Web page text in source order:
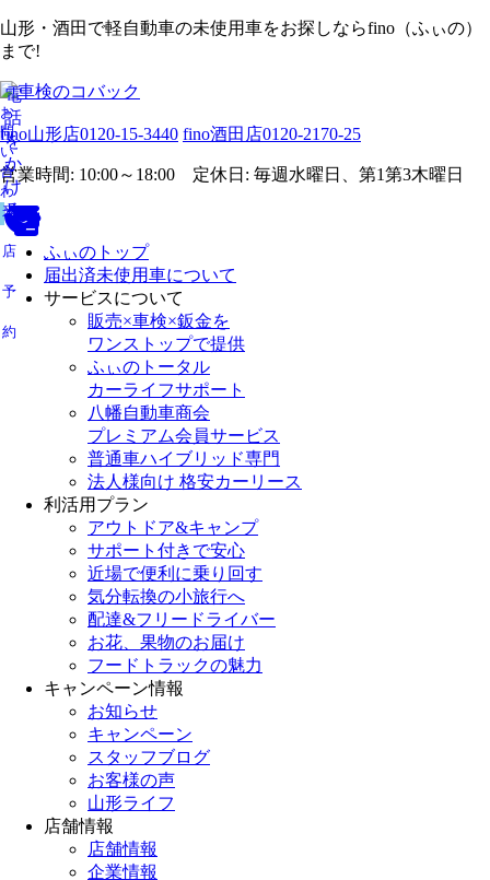
山形・酒田で軽自動車の未使用車をお探しならfino（ふぃの）
まで!
fino山形店0120-15-3440 fino酒田店0120-2170-25
営業時間: 10:00～18:00 定休日: 毎週水曜日、第1第3木曜日
お
問
い
合
わ
せ
来
店
予
約
電
話
を
か
け
る
ふぃのトップ
届出済未使用車について
サービスについて
販売×車検×鈑金を
ワンストップで提供
ふぃのトータル
カーライフサポート
八幡自動車商会
プレミアム会員サービス
普通車ハイブリッド専門
法人様向け 格安カーリース
利活用プラン
アウトドア&キャンプ
サポート付きで安心
近場で便利に乗り回す
気分転換の小旅行へ
配達&フリードライバー
お花、果物のお届け
フードトラックの魅力
キャンペーン情報
お知らせ
キャンペーン
スタッフブログ
お客様の声
山形ライフ
店舗情報
店舗情報
企業情報